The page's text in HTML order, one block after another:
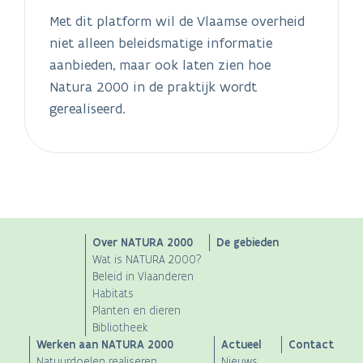
natuurkwaliteit binnen een goedgekeurd
beheerplan, soortenbescherming of –
sinds enkele jaren - op natte natuur, de
uitvoering van de Blue Deal. Hierdoor
wordt onze kwetsbare natuur beter
Netevallei (Antwerpen) dat aanleunt bij
het Sigmaplan, de aanleg van
paddentunnels in Voeren (Limburg), tot
integratie van de vijvers van het Zoet
Water in Oud-Heverlee (Vlaams-Brabant),
Met dit platform wil de Vlaamse overheid
niet alleen beleidsmatige informatie
aanbieden, maar ook laten zien hoe
Natura 2000 in de praktijk wordt
gerealiseerd.
navigation
Over NATURA 2000
Wat is NATURA 2000?
Beleid in Vlaanderen
Habitats
Planten en dieren
Bibliotheek
De gebieden
Werken aan NATURA 2000 Actueel Contact